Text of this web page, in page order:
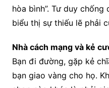
hòa bình”. Tư duy
biểu thị sự thiếu lẽ phải
Nhà cách mạng và kẻ
Bạn đi đường, gặp kẻ
bạn giao vàng cho họ.